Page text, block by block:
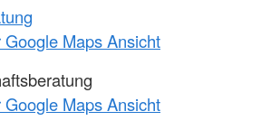
Google Maps Ansicht
Google Maps Ansicht